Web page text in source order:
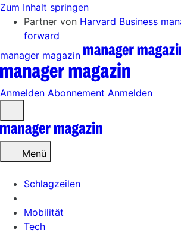
Zum Inhalt springen
Partner von Harvard Business
forward
manager magazin
Anmelden Abonnement Anmelden
öffnen
Menü
Schlagzeilen
Mobilität
Tech